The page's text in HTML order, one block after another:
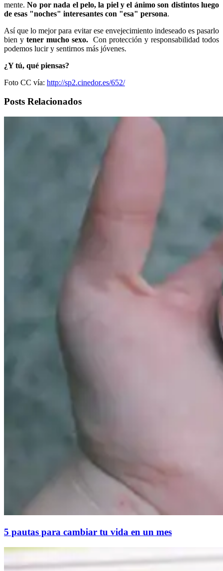
mente.No por nada el pelo, la piel y el ánimo son distintos luego
de esas "noches" interesantes con "esa" persona.
Así que lo mejor para evitar ese envejecimiento indeseado es pasarlo
bien y tener mucho sexo. Con protección y responsabilidad todos
podemos lucir y sentirnos más jóvenes.
¿Y tú, qué piensas?
Foto CC vía: http://sp2.cinedor.es/652/
Posts Relacionados
5 pautas para cambiar tu vida en un mes